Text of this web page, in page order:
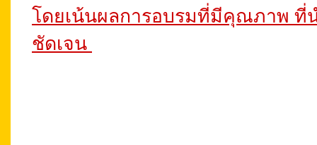
โดยเน้นผลการอบรมที่มีคุณภาพ ที่น
ชัดเจน